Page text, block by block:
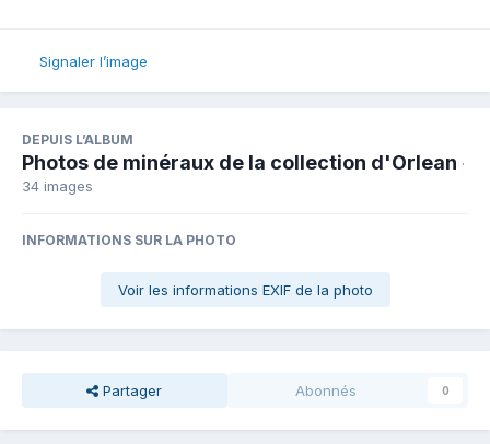
Signaler l’image
DEPUIS L’ALBUM
Photos de minéraux de la collection d'Orlean ·
34 images
INFORMATIONS SUR LA PHOTO
Voir les informations EXIF de la photo
Partager Abonnés 0